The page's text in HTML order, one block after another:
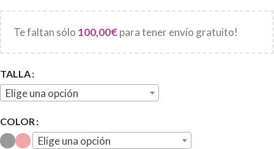
Te faltan sólo 100,00€para tener envío gratuito!
TALLA
Elige una opción
COLOR
Elige una opción